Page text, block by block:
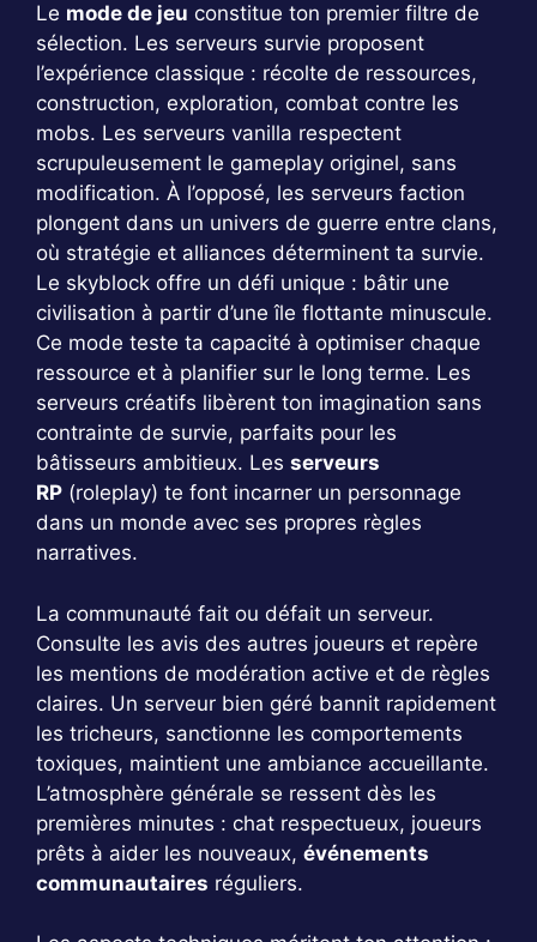
Le mode de jeu constitue ton premier filtre de
sélection. Les serveurs survie proposent
l’expérience classique : récolte de ressources,
construction, exploration, combat contre les
mobs. Les serveurs vanilla respectent
scrupuleusement le gameplay originel, sans
modification. À l’opposé, les serveurs faction
plongent dans un univers de guerre entre clans,
où stratégie et alliances déterminent ta survie.
Le skyblock offre un défi unique : bâtir une
civilisation à partir d’une île flottante minuscule.
Ce mode teste ta capacité à optimiser chaque
ressource et à planifier sur le long terme. Les
serveurs créatifs libèrent ton imagination sans
contrainte de survie, parfaits pour les
bâtisseurs ambitieux. Les serveurs
RP (roleplay) te font incarner un personnage
dans un monde avec ses propres règles
narratives.
La communauté fait ou défait un serveur.
Consulte les avis des autres joueurs et repère
les mentions de modération active et de règles
claires. Un serveur bien géré bannit rapidement
les tricheurs, sanctionne les comportements
toxiques, maintient une ambiance accueillante.
L’atmosphère générale se ressent dès les
premières minutes : chat respectueux, joueurs
prêts à aider les nouveaux, événements
communautaires réguliers.